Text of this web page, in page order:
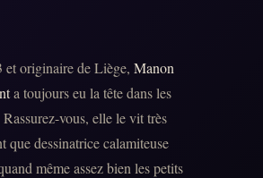
et originaire de Liège, Manon
a toujours eu la tête dans les
vous, elle le vit très
que dessinatrice calamiteuse
même assez bien les petits